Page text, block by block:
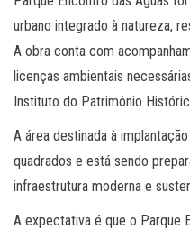
urbano integrado à natureza,
A obra conta com
licenças ambientais
Instituto do Patrimônio
A área destinada à
quadrados e está sendo
infraestrutura moderna e
A expectativa é que o Parque